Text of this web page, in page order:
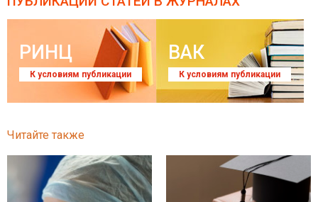
РИНЦ
К условиям публикации
ВАК
К условиям публикации
Читайте также